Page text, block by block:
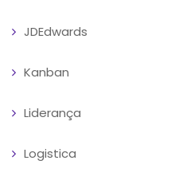
JDEdwards
Kanban
Liderança
Logistica